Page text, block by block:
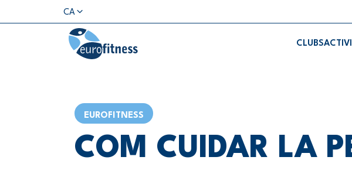
CA
CLUBS
EUROFITNESS
COM CUIDAR LA